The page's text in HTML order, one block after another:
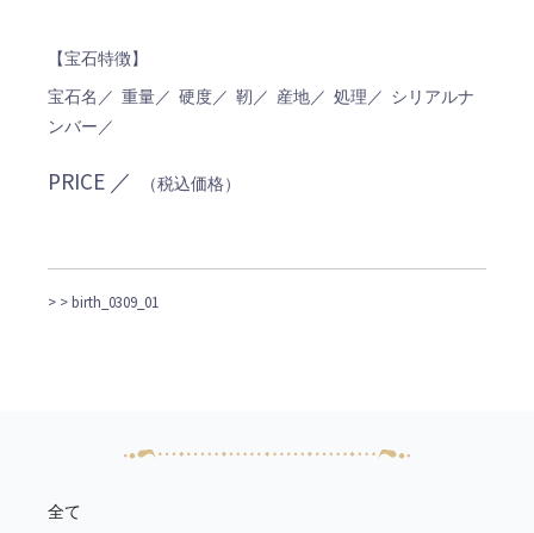
【宝石特徴】
宝石名／ 重量／ 硬度／ 靭／ 産地／ 処理／ シリアルナ
ンバー／
PRICE ／ （税込価格）
> > birth_0309_01
全て